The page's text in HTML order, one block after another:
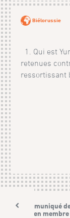
Biélorussie
1. Qui est
retenues
ressortissant
Communiqué
ancien